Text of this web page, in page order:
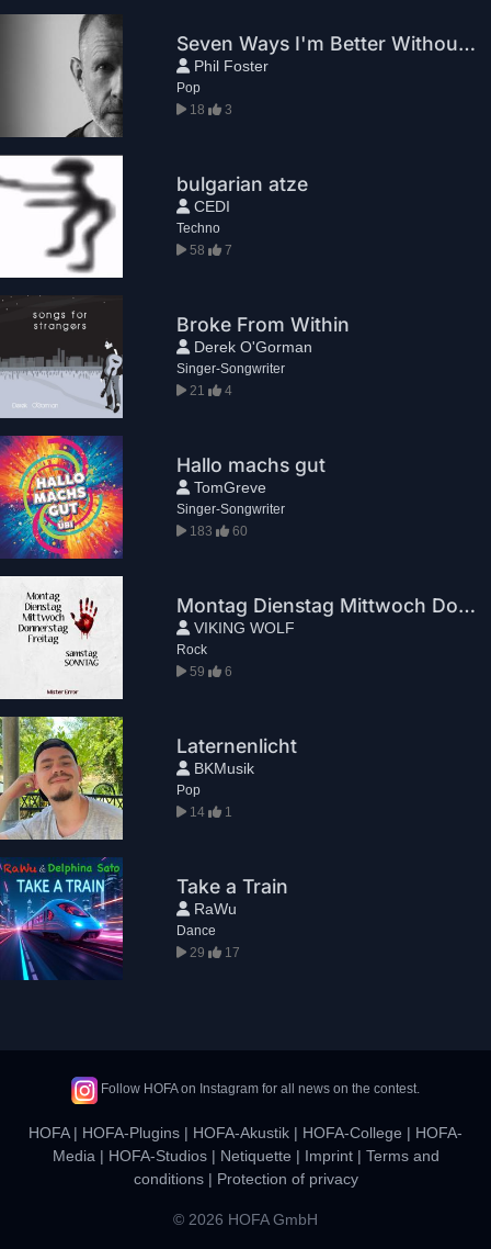
Seven Ways I'm Better Without You
Phil Foster
Pop
18
3
bulgarian atze
CEDI
Techno
58
7
Broke From Within
Derek O'Gorman
Singer-Songwriter
21
4
Hallo machs gut
TomGreve
Singer-Songwriter
183
60
Montag Dienstag Mittwoch Donnerstag Freitag Samstag Sonntag
VIKING WOLF
Rock
59
6
Laternenlicht
BKMusik
Pop
14
1
Take a Train
RaWu
Dance
29
17
Follow HOFA on Instagram for all news on the contest.
HOFA| HOFA-Plugins | HOFA-Akustik | HOFA-College | HOFA-
Media | HOFA-Studios| Netiquette | Imprint| Terms and
conditions| Protection of privacy
© 2026 HOFA GmbH